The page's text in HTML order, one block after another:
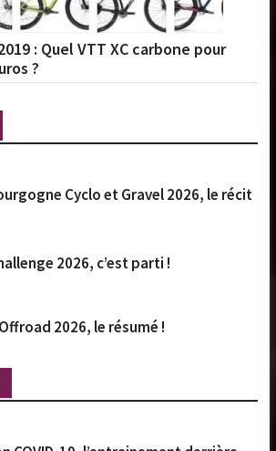
2019 : Quel VTT XC carbone pour
?
Cyclo et Gravel 2026, le récit
2026, c’est parti !
2026, le résumé !